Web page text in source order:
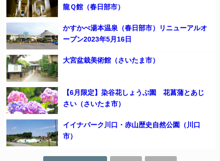
龍Ｑ館（春日部市）
かすかべ湯本温泉（春日部市）リニューアルオ
ープン2023年5月16日
大宮盆栽美術館（さいたま市）
【6月限定】染谷花しょうぶ園 花菖蒲とあじ
さい（さいたま市）
イイナパーク川口・赤山歴史自然公園（川口
市）